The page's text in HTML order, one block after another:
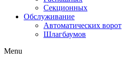
Секционных
Обслуживание
Автоматических ворот
Шлагбаумов
Menu